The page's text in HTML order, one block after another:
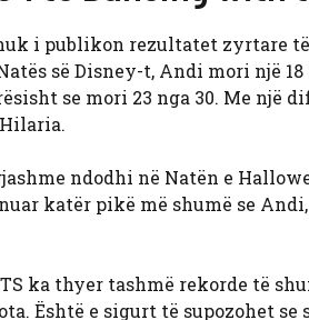
i publikon rezultatet zyrtare
së Disney-t, Andi mori një
se mori 23 nga 30. Me një
ndodhi në Natën e
katër pikë më shumë se
ka thyer tashmë rekorde të
Është e sigurt të supozohet